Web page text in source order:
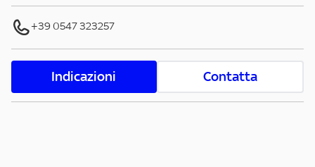
+39 0547 323257
Indicazioni Contatta